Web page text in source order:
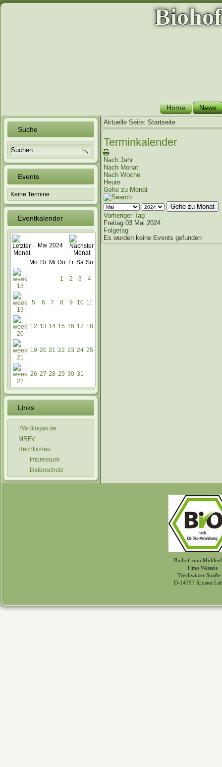
Home News
Suche
Events
Keine Termine
Eventkalender
Mai 2024
Mo Di Mi Do Fr Sa So
1 2 3 4
5 6 7 8 9 10 11
12 13 14 15 16 17 18
19 20 21 22 23 24 25
26 27 28 29 30 31
Links
TW-Biogas.de
MRFV
Rechtliches
Impressum
Datenschutz
Aktuelle Seite: Startseite
Terminkalender
Nach Jahr
Nach Monat
Nach Woche
Heute
Gehe zu Monat
Gehe zu Monat
Vorheriger Tag
Freitag 03 Mai 2024
Folgetag
Es wurden keine Events gefunden
Biohof zum
Timo Wessels
Trechwitzer Straße
D-14797 Kloster